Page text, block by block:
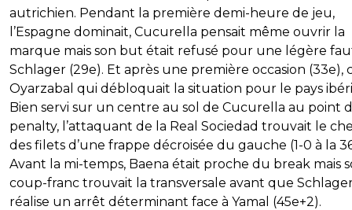
autrichien. Pendant la première demi-heure de jeu,
l’Espagne dominait, Cucurella pensait même ouvrir la
marque mais son but était refusé pour une légère
Schlager (29e). Et après une première occasion (33e),
Oyarzabal qui débloquait la situation pour le pays
Bien servi sur un centre au sol de Cucurella au point
penalty, l’attaquant de la Real Sociedad trouvait le
des filets d’une frappe décroisée du gauche (1-0 à la
Avant la mi-temps, Baena était proche du break mais
coup-franc trouvait la transversale avant que
réalise un arrêt déterminant face à Yamal (45e+2).